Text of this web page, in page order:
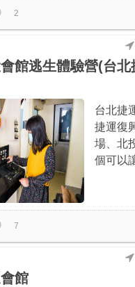
2
館逃生體驗營(台
台北捷
捷運復
場、北
個可以
7
館